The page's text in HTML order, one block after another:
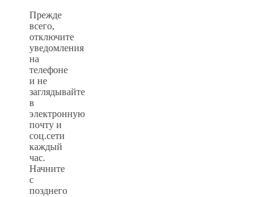
Прежде
всего,
отключите
уведомления
на
телефоне
и не
заглядывайте
в
электронную
почту и
соц.сети
каждый
час.
Начните
с
позднего